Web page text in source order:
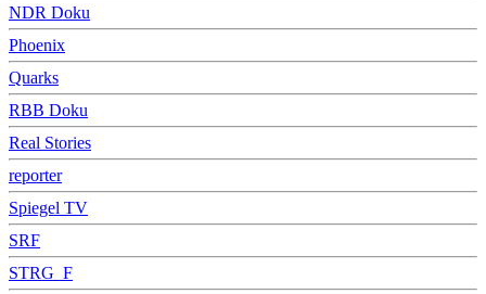
NDR Doku
Phoenix
Quarks
RBB Doku
Real Stories
reporter
Spiegel TV
SRF
STRG_F